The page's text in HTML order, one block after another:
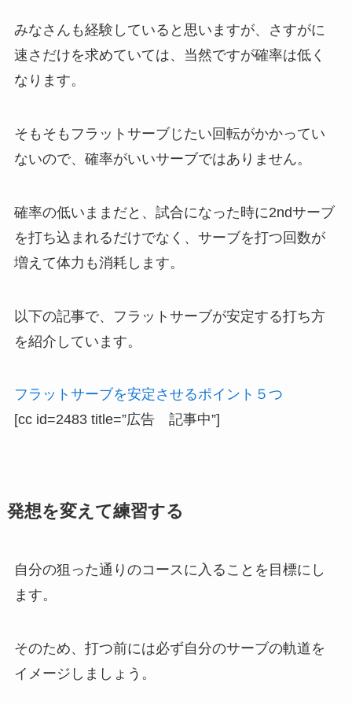
みなさんも経験していると思いますが、さすがに
速さだけを求めていては、当然ですが確率は低く
なります。
そもそもフラットサーブじたい回転がかかってい
ないので、確率がいいサーブではありません。
確率の低いままだと、試合になった時に2ndサーブ
を打ち込まれるだけでなく、サーブを打つ回数が
増えて体力も消耗します。
以下の記事で、フラットサーブが安定する打ち方
を紹介しています。
フラットサーブを安定させるポイント５つ
[cc id=2483 title=”広告 記事中”]
発想を変えて練習する
自分の狙った通りのコースに入ることを目標にし
ます。
そのため、打つ前には必ず自分のサーブの軌道を
イメージしましょう。